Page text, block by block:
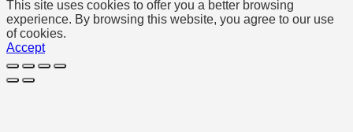
This site uses cookies to offer you a better browsing
experience. By browsing this website, you agree to our use
of cookies.
Accept